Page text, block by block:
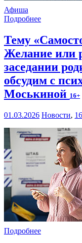
Афиша
Подробнее
Тему
Желание или
заседании
обсудим с
Моськиной 16+
01.03.2026 Новости,
Подробнее